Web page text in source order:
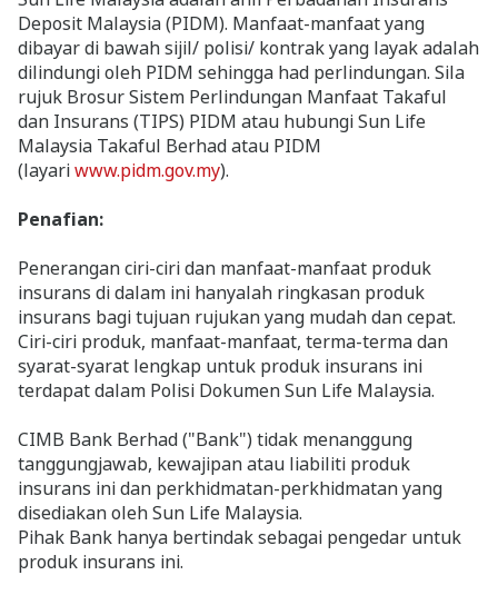
Deposit Malaysia (PIDM). Manfaat-manfaat yang
dibayar di bawah sijil/ polisi/ kontrak yang layak adalah
dilindungi oleh PIDM sehingga had perlindungan. Sila
rujuk Brosur Sistem Perlindungan Manfaat Takaful
dan Insurans (TIPS) PIDM atau hubungi Sun Life
Malaysia Takaful Berhad atau PIDM
(layariwww.pidm.gov.my).
Penafian:
Penerangan ciri-ciri dan manfaat-manfaat produk
insurans di dalam ini hanyalah ringkasan produk
insurans bagi tujuan rujukan yang mudah dan cepat.
Ciri-ciri produk, manfaat-manfaat, terma-terma dan
syarat-syarat lengkap untuk produk insurans ini
terdapat dalam Polisi Dokumen Sun Life Malaysia.
CIMB Bank Berhad ("Bank") tidak menanggung
tanggungjawab, kewajipan atau liabiliti produk
insurans ini dan perkhidmatan-perkhidmatan yang
disediakan oleh Sun Life Malaysia.
Pihak Bank hanya bertindak sebagai pengedar untuk
produk insurans ini.